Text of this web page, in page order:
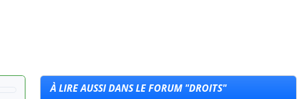
À LIRE AUSSI DANS LE FORUM "DROITS"